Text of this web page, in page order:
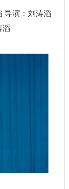
导演：刘涛滔
滔